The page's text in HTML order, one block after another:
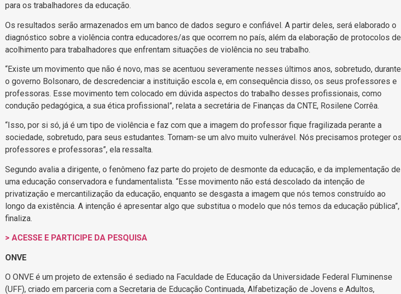
para os trabalhadores da educação.
Os resultados serão armazenados em um banco de dados seguro e confiável. A partir deles, será elaborado o
diagnóstico sobre a violência contra educadores/as que ocorrem no país, além da elaboração de protocolos de
acolhimento para trabalhadores que enfrentam situações de violência no seu trabalho.
“Existe um movimento que não é novo, mas se acentuou severamente nesses últimos anos, sobretudo, durante
o governo Bolsonaro, de descredenciar a instituição escola e, em consequência disso, os seus professores e
professoras. Esse movimento tem colocado em dúvida aspectos do trabalho desses profissionais, como
condução pedagógica, a sua ética profissional”, relata a secretária de Finanças da CNTE, Rosilene Corrêa.
“Isso, por si só, já é um tipo de violência e faz com que a imagem do professor fique fragilizada perante a
sociedade, sobretudo, para seus estudantes. Tornam-se um alvo muito vulnerável. Nós precisamos proteger os
professores e professoras”, ela ressalta.
Segundo avalia a dirigente, o fenômeno faz parte do projeto de desmonte da educação, e da implementação de
uma educação conservadora e fundamentalista. “Esse movimento não está descolado da intenção de
privatização e mercantilização da educação, enquanto se desgasta a imagem que nós temos construído ao
longo da existência. A intenção é apresentar algo que substitua o modelo que nós temos da educação pública”,
finaliza.
> ACESSE E PARTICIPE DA PESQUISA
ONVE
O ONVE é um projeto de extensão é sediado na Faculdade de Educação da Universidade Federal Fluminense
(UFF), criado em parceria com a Secretaria de Educação Continuada, Alfabetização de Jovens e Adultos,